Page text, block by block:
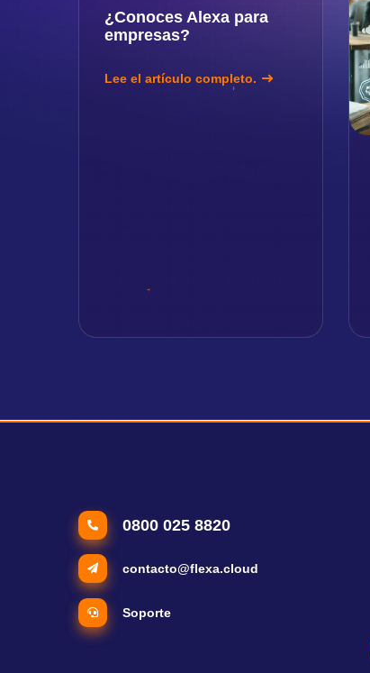
¿Conoces Alexa para
empresas?
Lee el artículo completo.
0800 025 8820
contacto@flexa.cloud
Soporte